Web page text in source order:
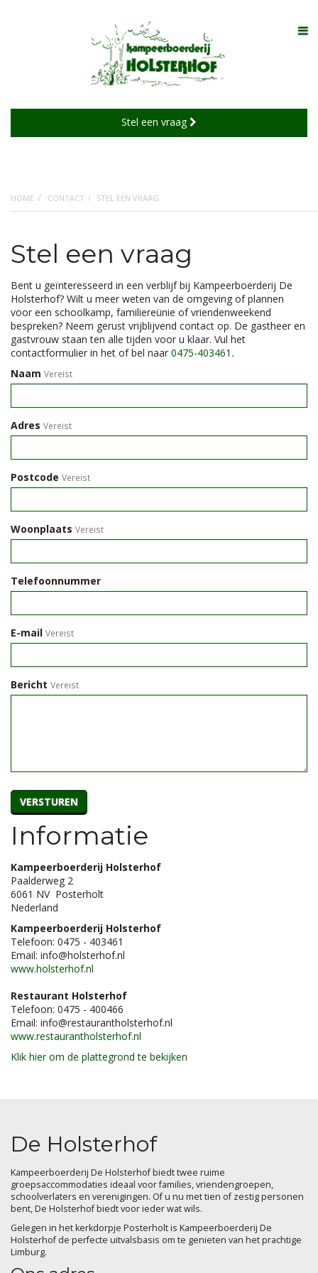
Stel een vraag
HOME CONTACT STEL EEN VRAAG
Stel een vraag
Bent u geïnteresseerd in een verblijf bij Kampeerboerderij De
Holsterhof? Wilt u meer weten van de omgeving of plannen
voor een schoolkamp, familiereünie of vriendenweekend
bespreken? Neem gerust vrijblijvend contact op. De gastheer en
gastvrouw staan ten alle tijden voor u klaar. Vul het
contactformulier in het of bel naar 0475-403461 .
Naam Vereist
Adres Vereist
Postcode Vereist
Woonplaats Vereist
Telefoonnummer
E-mail Vereist
Bericht Vereist
VERSTUREN
Informatie
Kampeerboerderij Holsterhof
Paalderweg 2
6061 NV Posterholt
Nederland
Kampeerboerderij Holsterhof
Telefoon: 0475 - 403461
Email: info@holsterhof.nl
www.holsterhof.nl
Restaurant Holsterhof
Telefoon: 0475 - 400466
Email: info@restaurantholsterhof.nl
www.restaurantholsterhof.nl
Klik hier om de plattegrond te bekijken
De Holsterhof
Kampeerboerderij De Holsterhof biedt twee ruime
groepsaccommodaties ideaal voor families, vriendengroepen,
schoolverlaters en verenigingen. Of u nu met tien of zestig personen
bent, De Holsterhof biedt voor ieder wat wils.
Gelegen in het kerkdorpje Posterholt is Kampeerboerderij De
Holsterhof de perfecte uitvalsbasis om te genieten van het prachtige
Limburg.